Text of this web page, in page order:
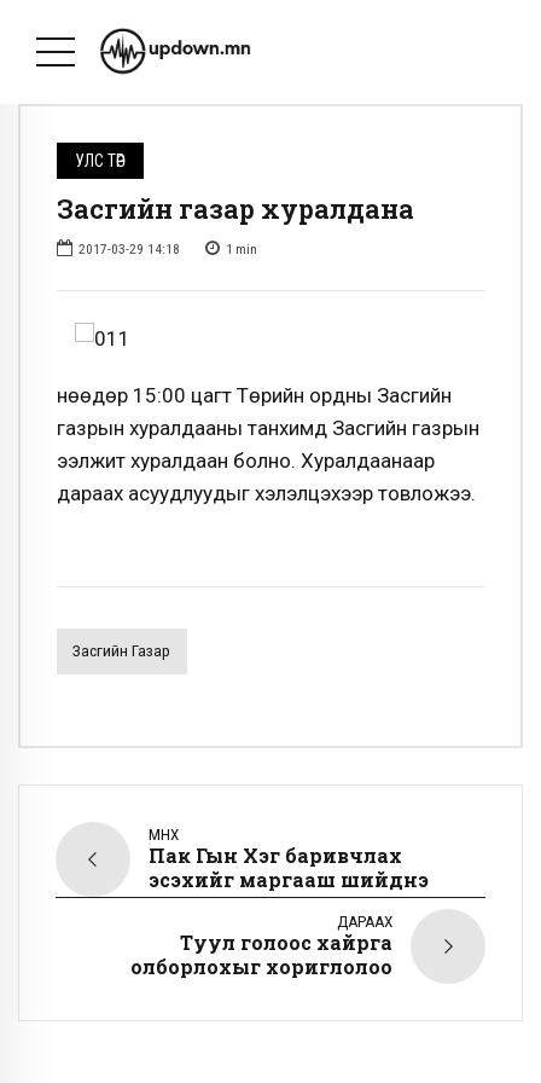
УЛС ТӨР
Засгийн газар хуралдана
2017-03-29 14:18 1 min
Өнөөдөр 15:00 цагт Төрийн ордны Засгийн
газрын хуралдааны танхимд Засгийн газрын
ээлжит хуралдаан болно. Хуралдаанаар
дараах асуудлуудыг хэлэлцэхээр товложээ.
Засгийн Газар
ӨМНӨХ
Пак Гын Хэг баривчлах
эсэхийг маргааш шийднэ
ДАРААХ
Туул голоос хайрга
олборлохыг хориглолоо